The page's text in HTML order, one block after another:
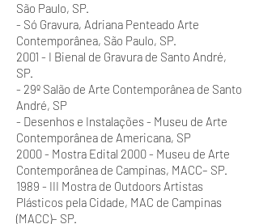
São Paulo, SP.
- Só Gravura, Adriana Penteado Arte
Contemporânea, São Paulo, SP.
2001 - I Bienal de Gravura de Santo André,
SP.
- 29º Salão de Arte Contemporânea de Santo
André, SP
- Desenhos e Instalações - Museu de Arte
Contemporânea de Americana, SP
2000 - Mostra Edital 2000 - Museu de Arte
Contemporânea de Campinas, MACC– SP.
1989 - III Mostra de Outdoors Artistas
Plásticos pela Cidade, MAC de Campinas
(MACC)– SP.